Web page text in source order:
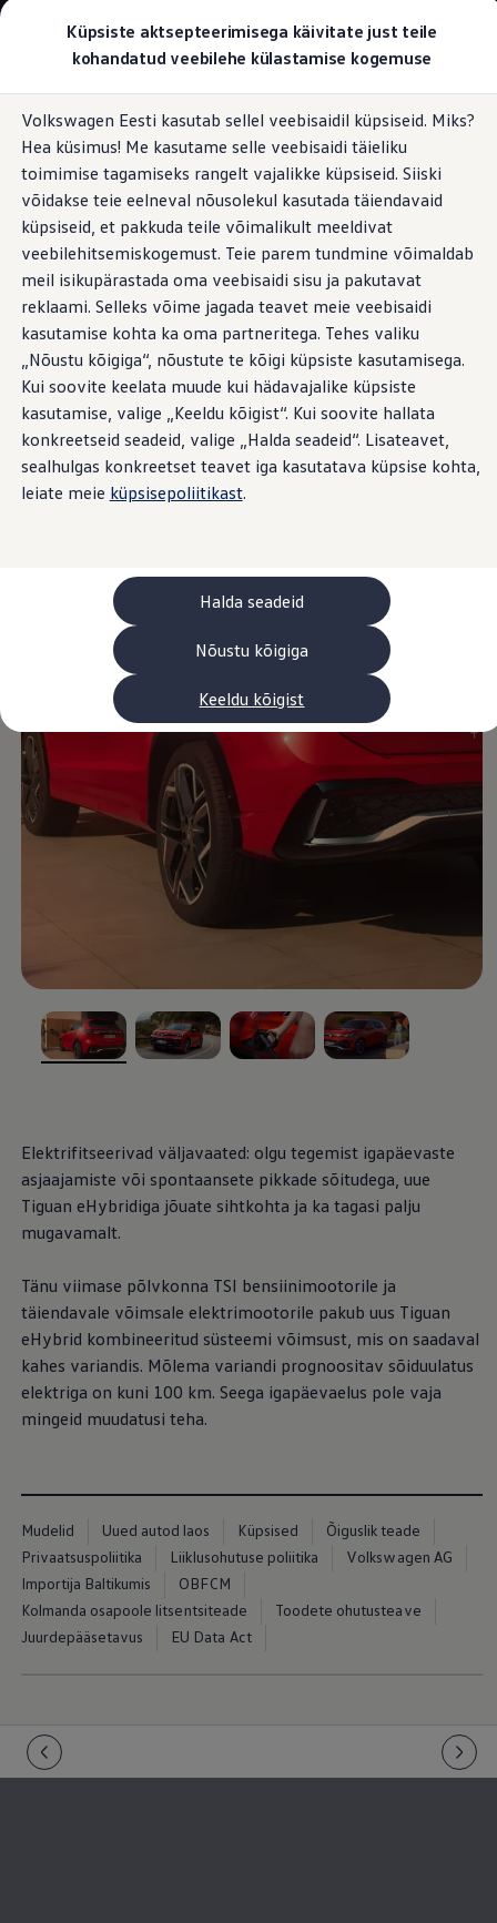
Küpsiste aktsepteerimisega käivitate just teile
kohandatud veebilehe külastamise kogemuse
Volkswagen Eesti kasutab sellel veebisaidil küpsiseid. Miks?
Hea küsimus! Me kasutame selle veebisaidi täieliku
toimimise tagamiseks rangelt vajalikke küpsiseid. Siiski
võidakse teie eelneval nõusolekul kasutada täiendavaid
küpsiseid, et pakkuda teile võimalikult meeldivat
veebilehitsemiskogemust. Teie parem tundmine võimaldab
meil isikupärastada oma veebisaidi sisu ja pakutavat
reklaami. Selleks võime jagada teavet meie veebisaidi
kasutamise kohta ka oma partneritega. Tehes valiku
„Nõustu kõigiga“, nõustute te kõigi küpsiste kasutamisega.
Kui soovite keelata muude kui hädavajalike küpsiste
kasutamise, valige „Keeldu kõigist“. Kui soovite hallata
konkreetseid seadeid, valige „Halda seadeid“. Lisateavet,
sealhulgas konkreetset teavet iga kasutatava küpsise kohta,
leiate meie küpsisepoliitikast.
Nõustu kõigiga
Keeldu kõigist
Halda seadeid
põhisisu
juurde
jaluse
juurde
Valige oma Volkswagen
Mudelid ja konfiguraator
Uus ID. Cross
Konfigureeri
Volkswageni tarbesõidukid. Igaks ülesandeks valmis
Volkswagen laoautode e-pood
Pakkumised ja teenused
Juubelipakkumine
Autovahetus
Garantii
Volkswagen laoautode e-pood
Tasuta registreerimistasu sinu uuele Volkswagenile!
Tiguani pistikhübriid
Elektriautod ja hübriidautod
Golf eHybrid
Tiguan eHybrid
Passat eHybrid
Tayron eHybrid
Touareg eHybrid
Ära iial ütle iial
ID. teadmised
Laadimine ja sõiduulatus
Elektrisõidukid töökojas: lõpp õlivahetustele
ID. tarkvarauuendus*
Elektriautode tarneajad
Ühenduvus
VW Connect
Aktiveerimine
VW Connect teie ID. jaoks.
App-Connect
We Charge
Fleet Interface Data
Volkswagenist
Saa rohkem
Lisavarustus ja teenindus
Teenindus ja varuosad
Remont ja kontroll
Mootoriõli ja töövedelikud
Veljed ja rehvid
Avarii- ja rikkeabi
Volkswageni teenindus
Meelelahutus ja elektroonika
Isikupärastamine
Seinalaadija ja laadimiskaablid
Klienditeave
Teie Volkswageni uusimad
Teie Volkswageni uusimad
Digitaalne juhend
myVolkswagen
Takata turvapadja ohutusalane tagasikutsumine
eHybrid
Iga reisi jaoks, olgu see
lühike või pikk:uus
Tiguan eHybrid
, /
Elektrifitseerivad väljavaated: olgu tegemist igapäevaste
asjaajamiste või spontaansete pikkade sõitudega, uue
Tiguan eHybridiga jõuate sihtkohta ja ka tagasi palju
mugavamalt.
Tänu viimase põlvkonna TSI bensiinimootorile ja
täiendavale võimsale elektrimootorile pakub uus Tiguan
eHybrid kombineeritud süsteemi võimsust, mis on saadaval
kahes variandis. Mõlema variandi prognoositav sõiduulatus
elektriga on kuni 100 km. Seega igapäevaelus pole vaja
mingeid muudatusi teha.
Mudelid Uued autod laos Küpsised
Õiguslik teade
Privaatsuspoliitika
Liiklusohutuse poliitika
Volkswagen AG
Importija Baltikumis
OBFCM
Kolmanda osapoole litsentsiteade
Toodete ohutusteave
Juurdepääsetavus
EU Data Act